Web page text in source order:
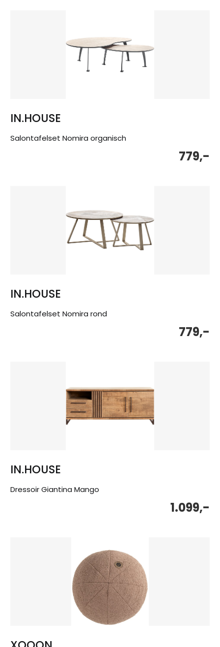
IN.HOUSE
Salontafelset Nomira organisch
779,-
IN.HOUSE
Salontafelset Nomira rond
779,-
IN.HOUSE
Dressoir Giantina Mango
1.099,-